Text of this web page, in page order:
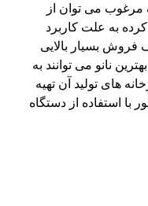
مرغوب می توان از
به علت کاربرد
فروش بسیار بالایی
نانو می توانند به
های تولید آن تهیه
با استفاده از دستگاه